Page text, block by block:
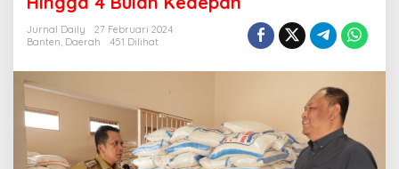
T
a
a
n
g
Jurnal Daily
27 Februari 2024
Banten Daerah 451 Dilihat